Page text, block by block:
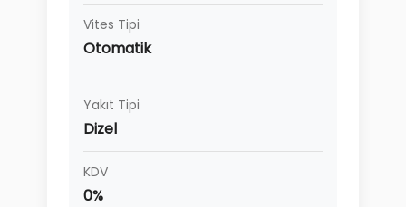
Vites Tipi
Otomatik
Yakıt Tipi
Dizel
KDV
0%